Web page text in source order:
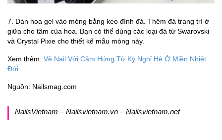
7. Dán hoa gel vào móng bằng keo đính đá. Thêm đá trang trí ở
giữa cho tâm của hoa. Bạn có thể dùng các loại đá từ Swarovski
và Crystal Pixie cho thiết kế mẫu móng này.
Xem thêm: Vẽ Nail Với Cảm Hứng Từ Kỳ Nghỉ Hè Ở Miền Nhiệt
Đới
Nguồn: Nailsmag.com
NailsVietnam – Nailsvietnam.vn – Nailsvietnam.net